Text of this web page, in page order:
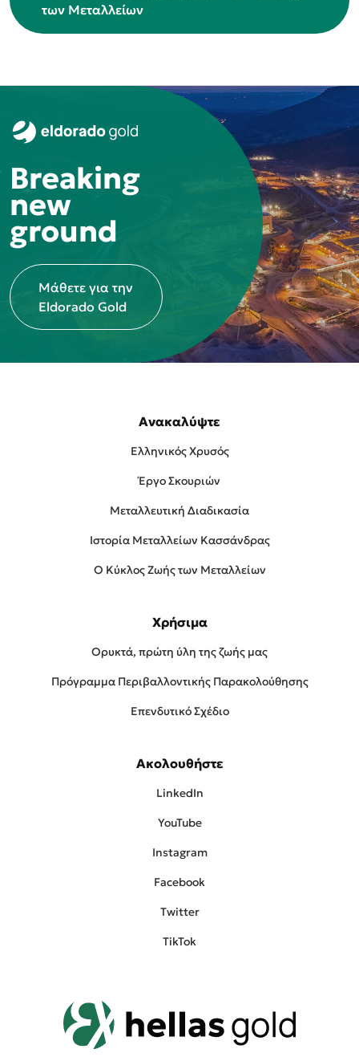
των Μεταλλείων
Ανακαλύψτε
Ελληνικός Χρυσός
Έργο Σκουριών
Μεταλλευτική Διαδικασία
Ιστορία Μεταλλείων Κασσάνδρας
Ο Κύκλος Ζωής των Μεταλλείων
Χρήσιμα
Ορυκτά, πρώτη ύλη της ζωής μας
Πρóγραμμα Περιβαλλοντικής Παρακολούθησης
Επενδυτικό Σχέδιο
Ακολουθήστε
LinkedIn
YouTube
Instagram
Facebook
Twitter
TikTok
Breaking
new
ground
Μάθετε για την
Eldorado Gold